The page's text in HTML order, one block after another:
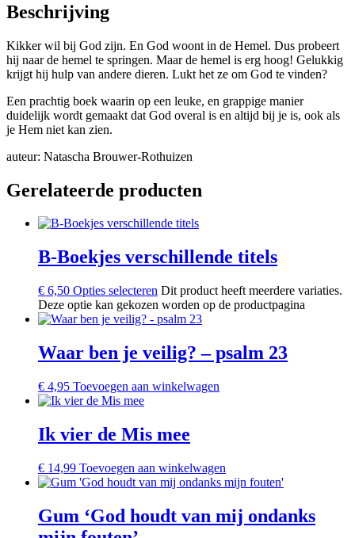
Beschrijving
Kikker wil bij God zijn. En God woont in de Hemel. Dus probeert
hij naar de hemel te springen. Maar de hemel is erg hoog! Gelukkig
krijgt hij hulp van andere dieren. Lukt het ze om God te vinden?
Een prachtig boek waarin op een leuke, en grappige manier
duidelijk wordt gemaakt dat God overal is en altijd bij je is, ook als
je Hem niet kan zien.
auteur: Natascha Brouwer-Rothuizen
Gerelateerde producten
B-Boekjes verschillende titels
€ 6,50 Opties selecteren Dit product heeft meerdere variaties.
Deze optie kan gekozen worden op de productpagina
Waar ben je veilig? – psalm 23
€ 4,95 Toevoegen aan winkelwagen
Ik vier de Mis mee
€ 14,99 Toevoegen aan winkelwagen
Gum ‘God houdt van mij ondanks